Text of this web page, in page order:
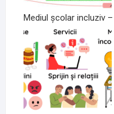
Mediul școlar incluziv